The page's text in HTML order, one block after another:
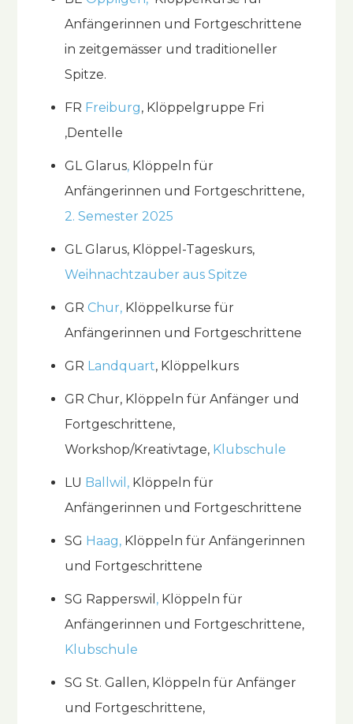
Anfängerinnen und Fortgeschrittene
in zeitgemässer und traditioneller
Spitze.
FR Freiburg, Klöppelgruppe Fri
‚Dentelle
GL Glarus, Klöppeln für
Anfängerinnen und Fortgeschrittene,
2. Semester 2025
GL Glarus, Klöppel-Tageskurs,
Weihnachtzauber aus Spitze
GR Chur, Klöppelkurse für
Anfängerinnen und Fortgeschrittene
GR Landquart, Klöppelkurs
GR Chur, Klöppeln für Anfänger und
Fortgeschrittene,
Workshop/Kreativtage, Klubschule
LU Ballwil, Klöppeln für
Anfängerinnen und Fortgeschrittene
SG Haag, Klöppeln für Anfängerinnen
und Fortgeschrittene
SG Rapperswil , Klöppeln für
Anfängerinnen und Fortgeschrittene,
Klubschule
SG St. Gallen, Klöppeln für Anfänger
und Fortgeschrittene,